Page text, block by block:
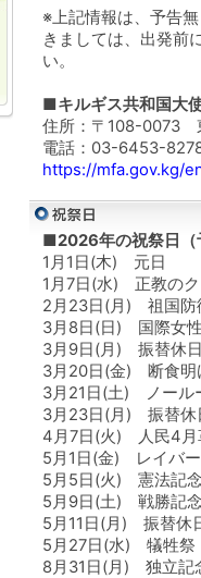
※上記情報は、予告
きましては、出発前
い。
■キルギス共和国大
住所：〒108-0073
電話：03-6453-
https://mfa.gov.kg/
■2026年の祝祭日（
1月1日(木) 元日
1月7日(水) 正教の
2月23日(月) 祖国防
3月8日(日) 国際女
3月9日(月) 振替休
3月20日(金) 断食明
3月21日(土) ノール
3月23日(月) 振替休
4月7日(火) 人民4月
5月1日(金) レイバ
5月5日(火) 憲法記
5月9日(土) 戦勝記
5月11日(月) 振替休
5月27日(水) 犠牲祭
8月31日(月) 独立記